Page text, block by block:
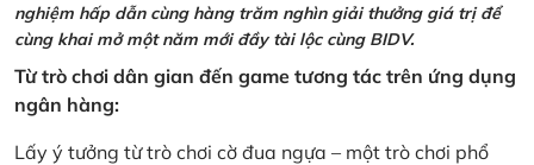
nghiệm hấp dẫn cùng hàng trăm nghìn giải thưởng giá trị để
cùng khai mở một năm mới đầy tài lộc cùng BIDV.
Từ trò chơi dân gian đến game tương tác trên ứng dụng
ngân hàng:
Lấy ý tưởng từ trò chơi cờ đua ngựa – một trò chơi phổ